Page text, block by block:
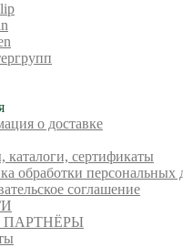
о доставке
каталоги, сертификаты
обработки персональных
соглашение